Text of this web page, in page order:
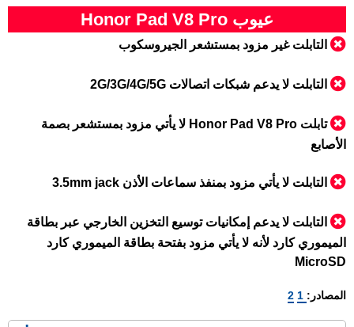
عيوب Honor Pad V8 Pro
التابلت غير مزود بمستشعر الجيروسكوب
التابلت لا يدعم شبكات اتصالات 2G/3G/4G/5G
تابلت Honor Pad V8 Pro لا يأتي مزود بمستشعر بصمة
الأصابع
التابلت لا يأتي مزود بمنفذ سماعات الأذن 3.5mm jack
التابلت لا يدعم إمكانيات توسيع التخزين الخارجي عبر بطاقة
الميموري كارد لأنه لا يأتي مزود بفتحة بطاقة الميموري كارد
MicroSD
المصادر: 1
2